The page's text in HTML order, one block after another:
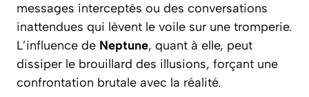
messages interceptés ou des conversations
inattendues qui lèvent le voile sur une tromperie.
L’influence de Neptune, quant à elle, peut
dissiper le brouillard des illusions, forçant une
confrontation brutale avec la réalité.